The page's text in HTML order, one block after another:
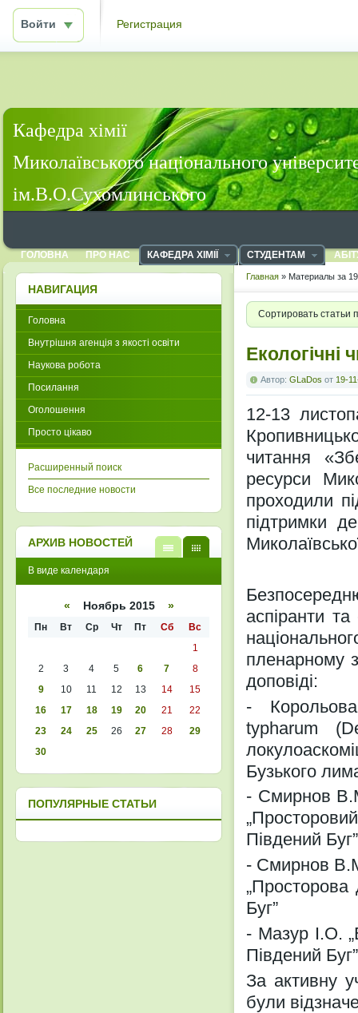
Войти Регистрация
Кафедра хімії
Миколаївського національного
ім.В.О.Сухомлинського
ГОЛОВНА ПРО НАС КАФЕДРА ХІМІЇ СТУДЕНТАМ
Главная » Материалы за
Сортировать статьи
Екологічні
Автор: GLaDos от 19-
12-13
читання
ресурси
проходили
підтримки
аспіранти
пленарному
доповіді:
-
typharum
Бузького
- Смирнов
Південий Буг”
- Смирнов
„Просторова
Буг”
- Мазур І.О.
Південий Буг”
За активну
були
НАВИГАЦИЯ
Головна
Внутрішня агенція з якості освіти
Наукова робота
Посилання
Оголошення
Просто цікаво
Расширенный поиск
Все последние новости
АРХИВ НОВОСТЕЙ
кален
списк
В виде календаря
« Ноябрь 2015 »
Пн Вт Ср Чт Пт Сб
Вс
1
2
3 4 5 6 7
8
9
10 11 12 13 14
15
16
17 18 19 20 21
22
23
24 25 26 27 28
29
30
ПОПУЛЯРНЫЕ СТАТЬИ